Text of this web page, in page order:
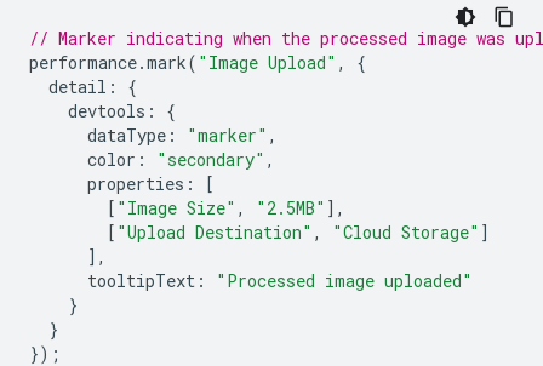
// Marker indicating when the processed image was
performance.mark( "Image Upload" ,
{
detail :
{
devtools :
{
dataType : "marker" ,
color : "secondary" ,
properties :
[
[ "Image Size" , "2.5MB" ],
[ "Upload Destination" , "Cloud Storage" ]
],
tooltipText :
"Processed image uploaded"
}
}
});